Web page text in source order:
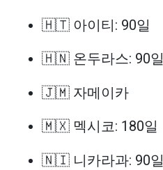
🇭🇹 아이티: 90일
🇭🇳 온두라스: 90일
🇯🇲 자메이카
🇲🇽 멕시코: 180일
🇳🇮 니카라과: 90일